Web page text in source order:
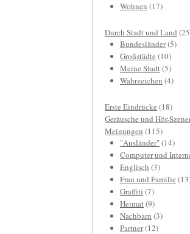
Wohnen (17)
Durch Stadt und Land
Bundesländer(5)
Großstädte (10)
Meine Stadt(5)
Wahrzeichen (4)
Erste Eindrücke (18)
Geräusche und Hör-
Meinungen (115)
"Ausländer"(14)
Computer und
Englisch (3)
Frau und Familie
Graffiti (7)
Heimat(9)
Nachbarn (3)
Partner(12)